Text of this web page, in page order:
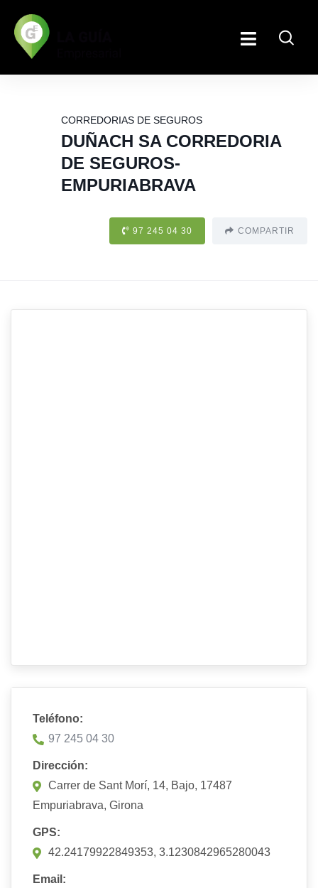
CORREDORIAS DE SEGUROS
DUÑACH SA CORREDORIA
DE SEGUROS-
EMPURIABRAVA
97 245 04 30 COMPARTIR
Teléfono:
97 245 04 30
Dirección:
Carrer de Sant Morí, 14, Bajo, 17487
Empuriabrava, Girona
GPS:
42.24179922849353, 3.1230842965280043
Email: